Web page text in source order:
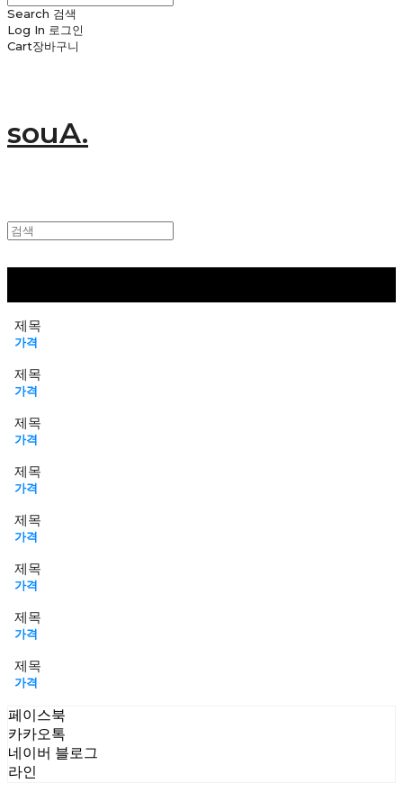
Search 검색
Log In 로그인
Cart장바구니
souA.
제목
가격
제목
가격
제목
가격
제목
가격
제목
가격
제목
가격
제목
가격
제목
가격
페이스북
카카오톡
네이버 블로그
라인